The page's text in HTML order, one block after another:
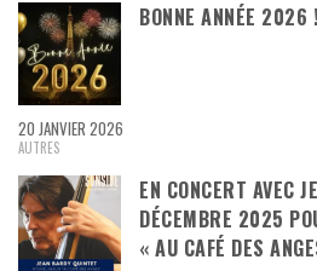
BONNE ANNÉE 2026 !
20 JANVIER 2026
AUTRES
EN CONCERT AVEC
DÉCEMBRE 2025
« AU CAFÉ DES